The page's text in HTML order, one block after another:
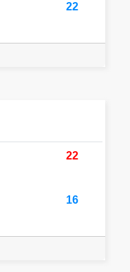
22
22
16